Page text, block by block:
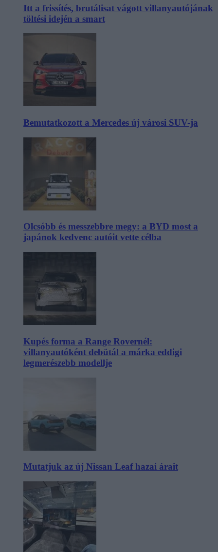
Itt a frissítés, brutálisat vágott villanyautójának
töltési idején a smart
Bemutatkozott a Mercedes új városi SUV-ja
Olcsóbb és messzebbre megy: a BYD most a
japánok kedvenc autóit vette célba
Kupés forma a Range Rovernél:
villanyautóként debütál a márka eddigi
legmerészebb modellje
Mutatjuk az új Nissan Leaf hazai árait